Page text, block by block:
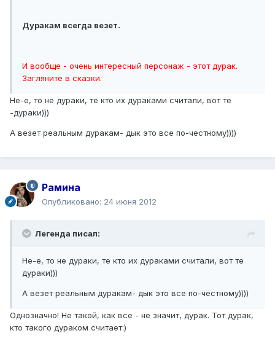
Дуракам всегда везет.
И вообще - очень интересный персонаж - этот дурак.
Загляните в сказки.
Не-е, то не дураки, те кто их дураками считали, вот те
-дураки)))
А везет реальным дуракам- дык это все по-честному))))
Рамина
Опубликовано: 24 июня 2012
Легенда писал:
Не-е, то не дураки, те кто их дураками считали, вот те
дураки)))
А везет реальным дуракам- дык это все по-честному))))
Однозначно! Не такой, как все - не значит, дурак. Тот дурак,
кто такого дураком считает:)